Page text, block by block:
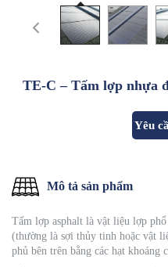
TE-C – Tấm lợp nhựa
Yêu
Mô tả sản phẩm
Tấm lợp asphalt là vật liệu lợp
(thường là sợi thủy tinh hoặc vật
phủ bên trên bằng các hạt khoáng